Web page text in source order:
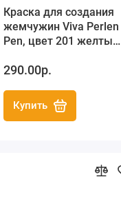
Краска для создания
жемчужин Viva Perlen
Pen, цвет 201 желтый,
290.00р.
Купить